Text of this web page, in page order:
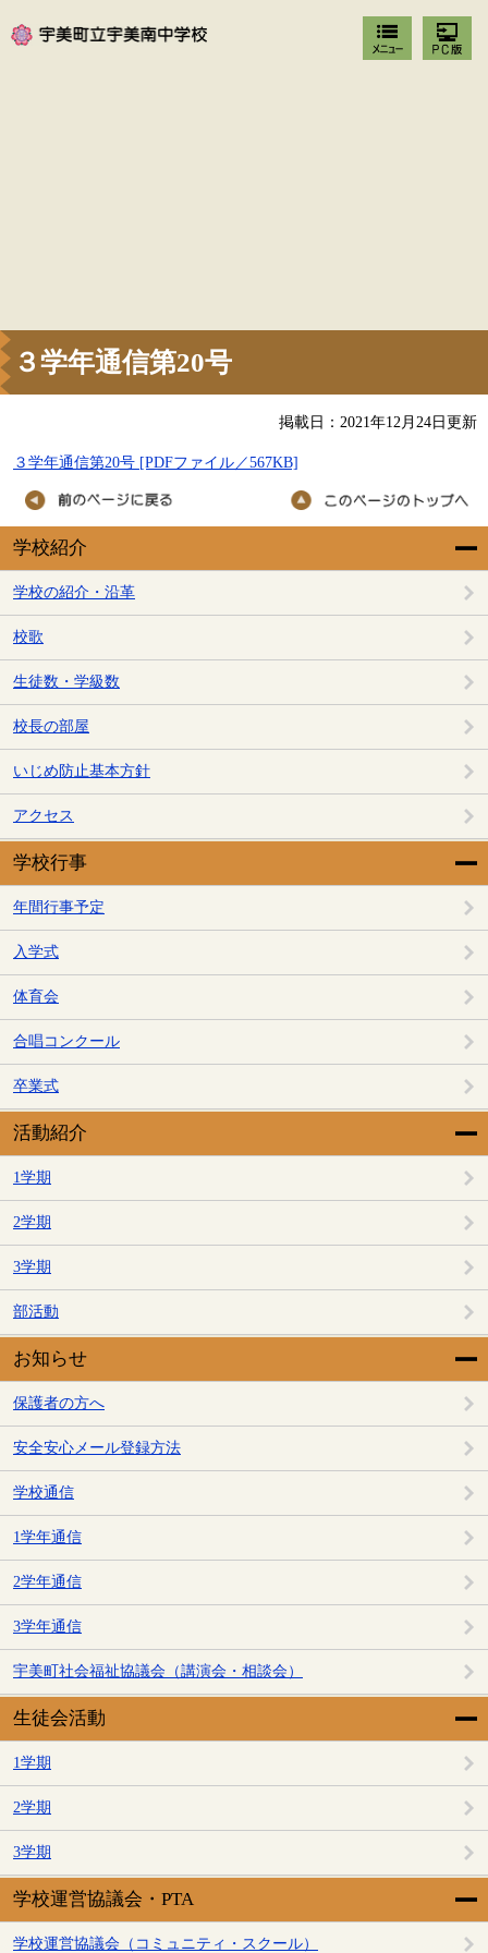
学校紹介
学校の紹介・沿革
校歌
生徒数・学級数
校長の部屋
いじめ防止基本方針
アクセス
学校行事
年間行事予定
入学式
体育会
合唱コンクール
卒業式
活動紹介
1学期
2学期
3学期
部活動
お知らせ
保護者の方へ
安全安心メール登録方法
学校通信
1学年通信
2学年通信
3学年通信
宇美町社会福祉協議会（講演会・相談会）
生徒会活動
1学期
2学期
3学期
学校運営協議会・PTA
学校運営協議会（コミュニティ・スクール）
３学年通信第20号
掲載日：2021年12月24日更新
３学年通信第20号 [PDFファイル／567KB]